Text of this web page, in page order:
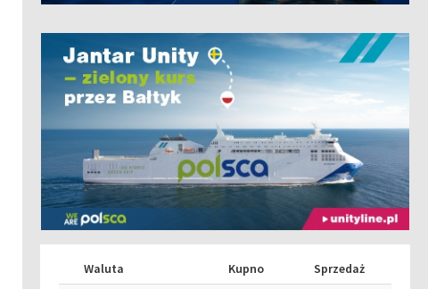
Waluta Kupno
Sprzedaż